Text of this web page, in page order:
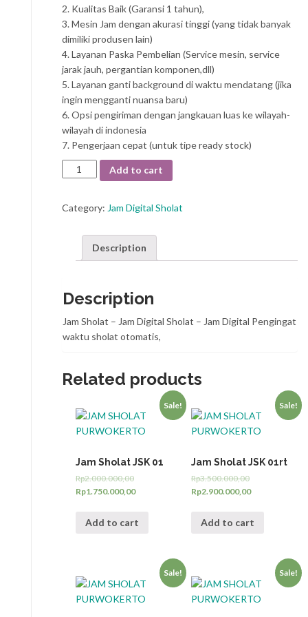
2. Kualitas Baik (Garansi 1 tahun),
3. Mesin Jam dengan akurasi tinggi (yang tidak banyak
dimiliki produsen lain)
4. Layanan Paska Pembelian (Service mesin, service
jarak jauh, pergantian komponen,dll)
5. Layanan ganti background di waktu mendatang (jika
ingin mengganti nuansa baru)
6. Opsi pengiriman dengan jangkauan luas ke wilayah-
wilayah di indonesia
7. Pengerjaan cepat (untuk tipe ready stock)
Jam
Sholat
02B
Add to cart
Category: Jam Digital Sholat
Description
Description
Jam Sholat – Jam Digital Sholat – Jam Digital Pengingat
waktu sholat otomatis,
Related products
Sale!
Jam Sholat JSK 01
Rp2.000.000,00
Rp1.750.000,00
Add to cart
Sale!
Jam Sholat JSK 01rt
Rp3.500.000,00
Rp2.900.000,00
Add to cart
Sale! Sale!